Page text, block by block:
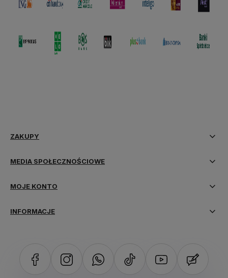
ZAKUPY
MEDIA SPOŁECZNOŚCIOWE
MOJE KONTO
INFORMACJE